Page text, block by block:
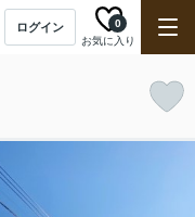
ログイン
お気に入り
0